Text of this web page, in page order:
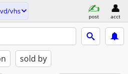
vhs
post acct
sold by